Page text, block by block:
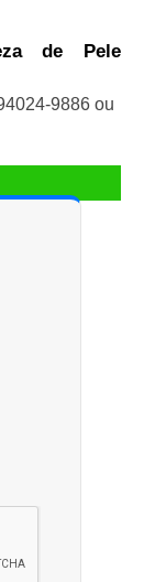
de Pele
9886ou